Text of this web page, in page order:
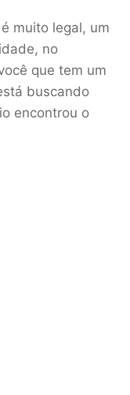
muito legal, um
no
que tem um
buscando
encontrou o